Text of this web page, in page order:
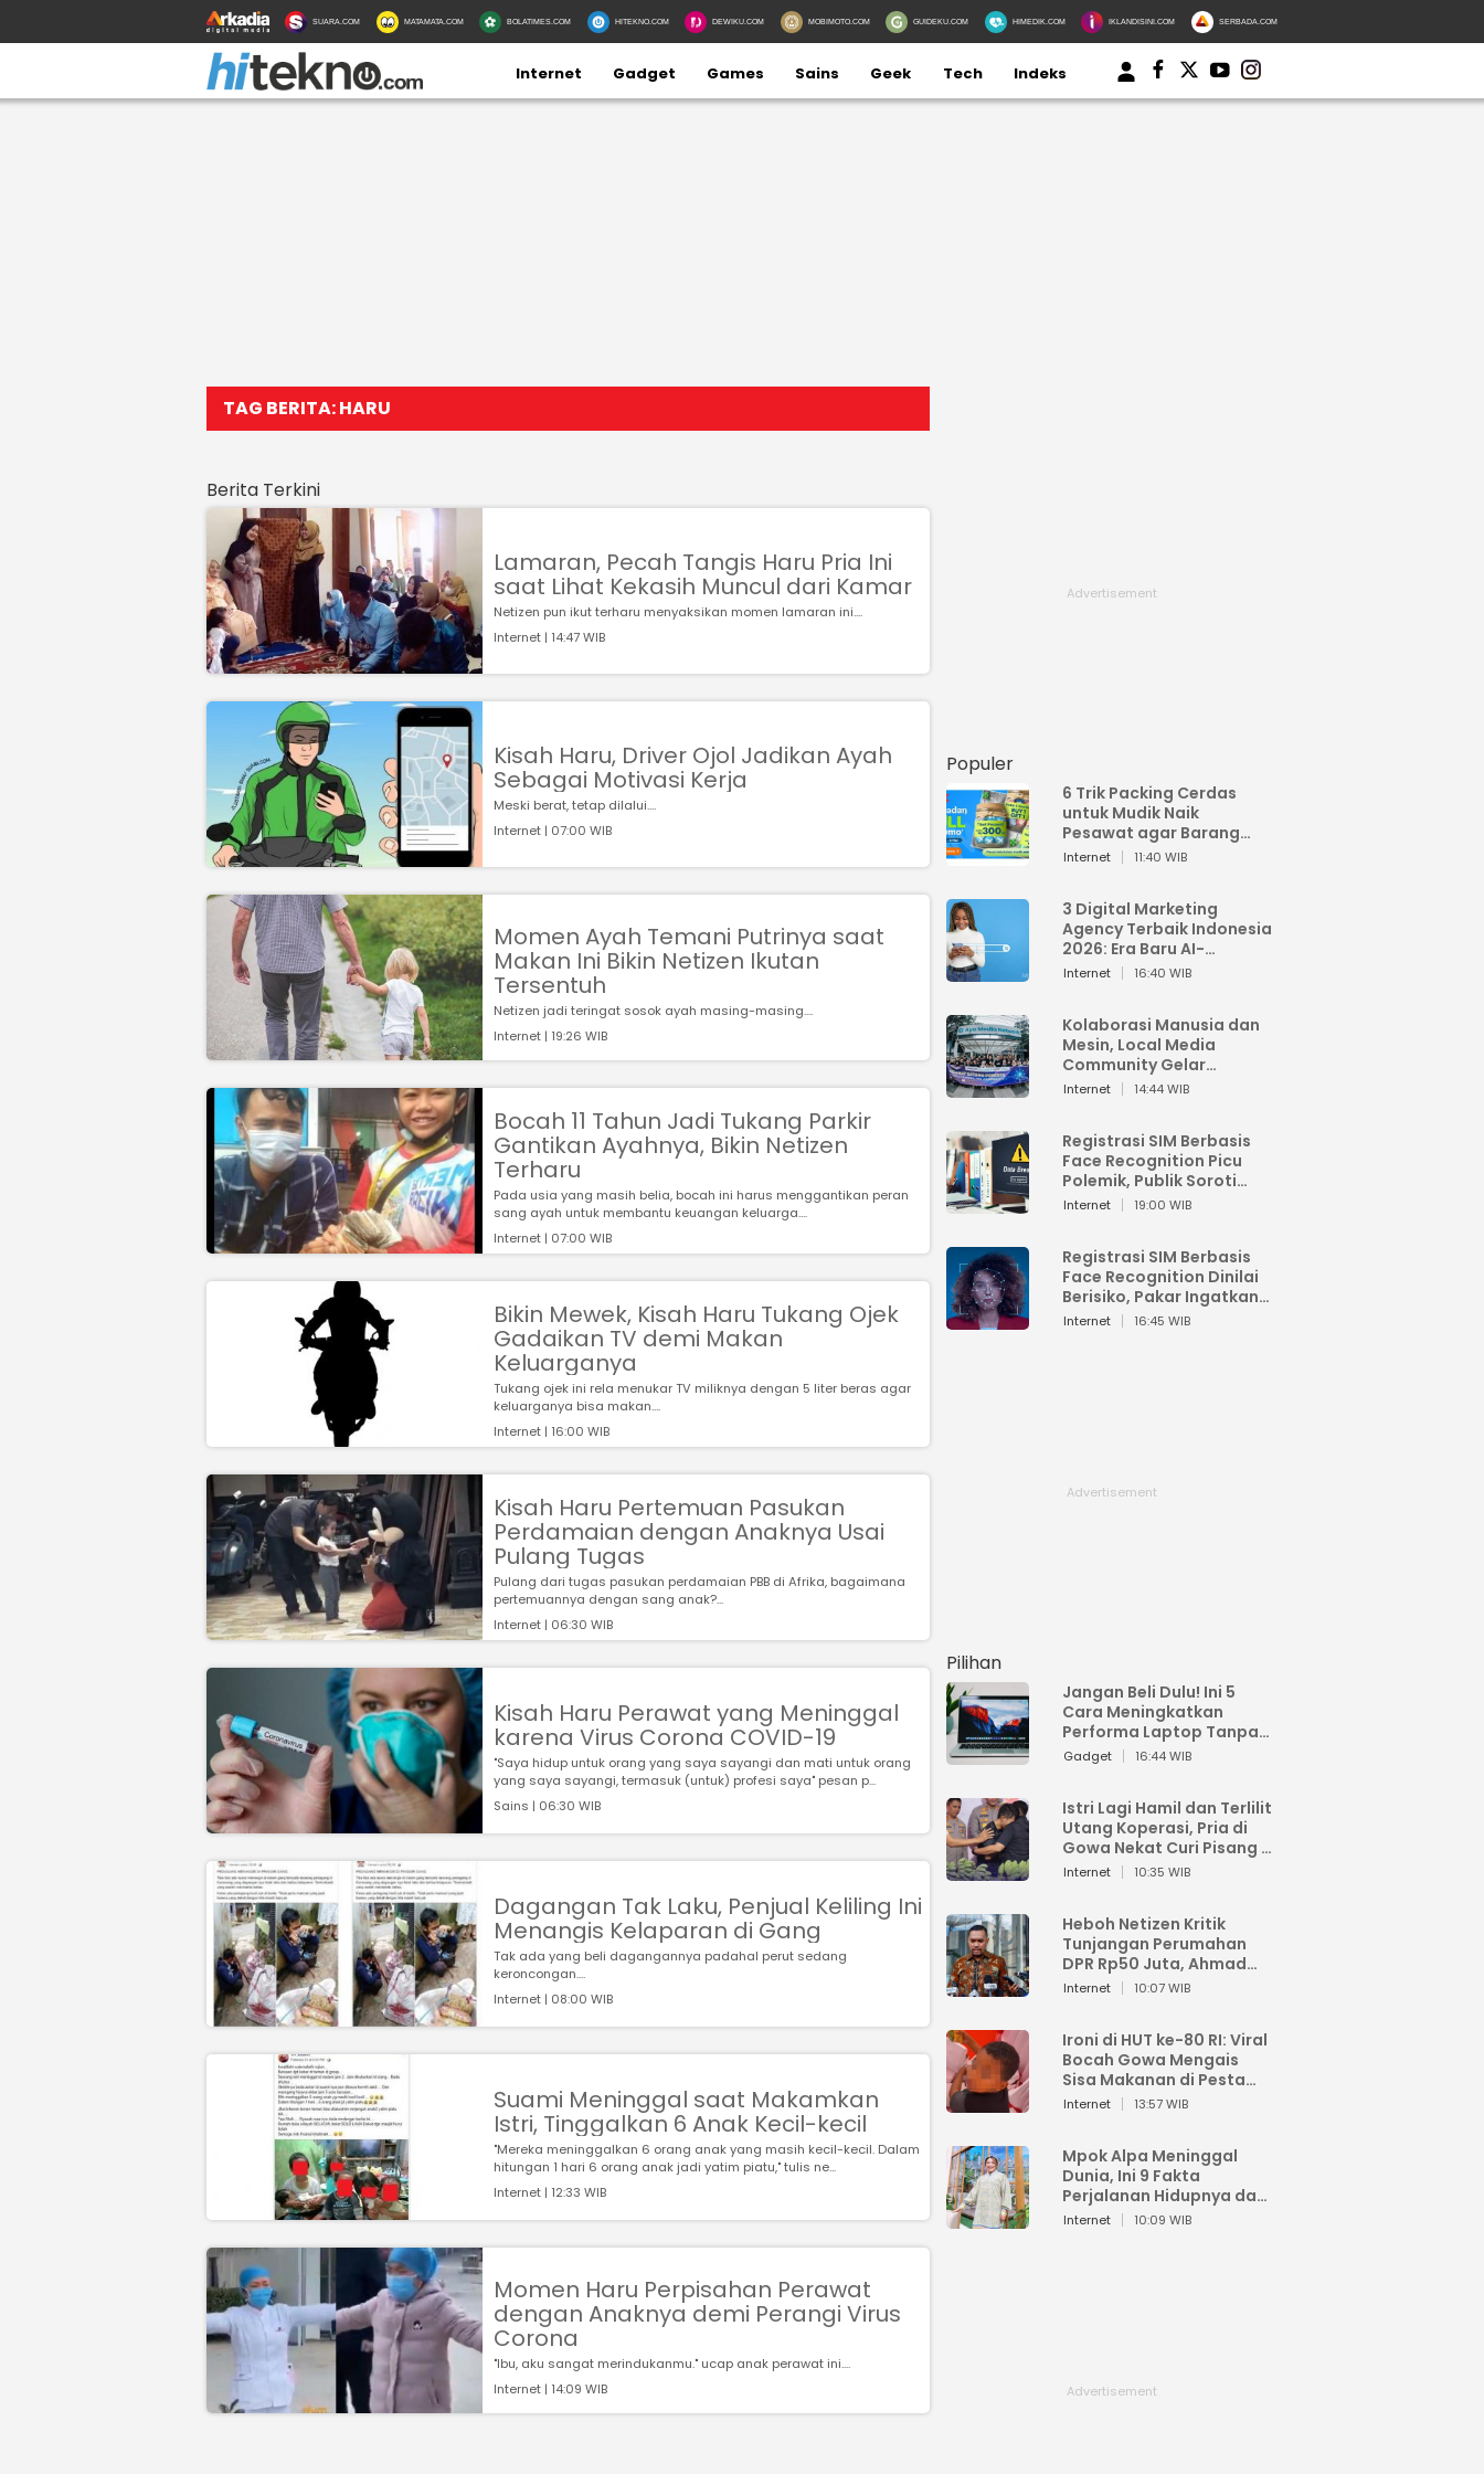
SUARA.COM MATAMATA.COM BOLATIMES.COM HITEKNO.COM DEWIKU.COM MOBIMOTO.COM GUIDEKU.COM HIMEDIK.COM IKLANDISINI.COM SERBADA.COM
Internet Gadget Games Sains Geek Tech Indeks
TAG BERITA: HARU
Berita Terkini
Lamaran, Pecah Tangis Haru Pria Ini
saat Lihat Kekasih Muncul dari Kamar
Netizen pun ikut terharu menyaksikan momen lamaran ini....
Internet | 14:47 WIB
Kisah Haru, Driver Ojol Jadikan Ayah
Sebagai Motivasi Kerja
Meski berat, tetap dilalui....
Internet | 07:00 WIB
Momen Ayah Temani Putrinya saat
Makan Ini Bikin Netizen Ikutan
Tersentuh
Netizen jadi teringat sosok ayah masing-masing....
Internet | 19:26 WIB
Bocah 11 Tahun Jadi Tukang Parkir
Gantikan Ayahnya, Bikin Netizen
Terharu
Pada usia yang masih belia, bocah ini harus menggantikan peran
sang ayah untuk membantu keuangan keluarga....
Internet | 07:00 WIB
Bikin Mewek, Kisah Haru Tukang Ojek
Gadaikan TV demi Makan
Keluarganya
Tukang ojek ini rela menukar TV miliknya dengan 5 liter beras agar
keluarganya bisa makan....
Internet | 16:00 WIB
Kisah Haru Pertemuan Pasukan
Perdamaian dengan Anaknya Usai
Pulang Tugas
Pulang dari tugas pasukan perdamaian PBB di Afrika, bagaimana
pertemuannya dengan sang anak?...
Internet | 06:30 WIB
Kisah Haru Perawat yang Meninggal
karena Virus Corona COVID-19
"Saya hidup untuk orang yang saya sayangi dan mati untuk orang
yang saya sayangi, termasuk (untuk) profesi saya" pesan p...
Sains | 06:30 WIB
Dagangan Tak Laku, Penjual Keliling Ini
Menangis Kelaparan di Gang
Tak ada yang beli dagangannya padahal perut sedang
keroncongan....
Internet | 08:00 WIB
Suami Meninggal saat Makamkan
Istri, Tinggalkan 6 Anak Kecil-kecil
"Mereka meninggalkan 6 orang anak yang masih kecil-kecil. Dalam
hitungan 1 hari 6 orang anak jadi yatim piatu," tulis ne...
Internet | 12:33 WIB
Momen Haru Perpisahan Perawat
dengan Anaknya demi Perangi Virus
Corona
"Ibu, aku sangat merindukanmu." ucap anak perawat ini....
Internet | 14:09 WIB
Populer
6 Trik Packing Cerdas
untuk Mudik Naik
Pesawat agar Barang
Tidak Over Bagasi
Internet 11:40 WIB
3 Digital Marketing
Agency Terbaik Indonesia
2026: Era Baru AI-
Powered Marketing
Internet 16:40 WIB
Kolaborasi Manusia dan
Mesin, Local Media
Community Gelar
Workshop Google AI
Internet 14:44 WIB
Registrasi SIM Berbasis
Face Recognition Picu
Polemik, Publik Soroti
Risiko Kebocoran Data
Internet 19:00 WIB
Registrasi SIM Berbasis
Face Recognition Dinilai
Berisiko, Pakar Ingatkan
Ancaman Privasi dan
Internet 16:45 WIB
Pilihan
Jangan Beli Dulu! Ini 5
Cara Meningkatkan
Performa Laptop Tanpa
Harus Beli Baru
Gadget 16:44 WIB
Istri Lagi Hamil dan Terlilit
Utang Koperasi, Pria di
Gowa Nekat Curi Pisang 4
Tandan Milik Tetangga,
Internet 10:35 WIB
Heboh Netizen Kritik
Tunjangan Perumahan
DPR Rp50 Juta, Ahmad
Sahroni: Enggak Senang
Internet 10:07 WIB
Ironi di HUT ke-80 RI: Viral
Bocah Gowa Mengais
Sisa Makanan di Pesta
Kemerdekaan
Internet 13:57 WIB
Mpok Alpa Meninggal
Dunia, Ini 9 Fakta
Perjalanan Hidupnya dari
Viral hingga Puncak
Internet 10:09 WIB